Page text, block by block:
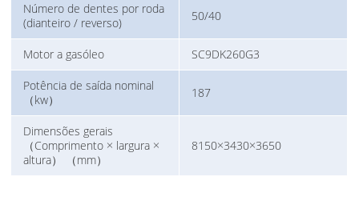
Número de dentes por roda
(dianteiro / reverso)
50/40
Motor a gasóleo SC9DK260G3
Potência de saída nominal
（kw）
187
Dimensões gerais
（Comprimento × largura ×
altura） （mm）
8150×3430×3650